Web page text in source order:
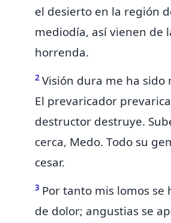
el desierto en la región
mediodía, asívienen de
horrenda.
2 Visión dura me ha sido
El prevaricador
destructor destruye.
cerca, Medo. Todo su
cesar.
3 Por tanto mis lomos se
de dolor; angustias se